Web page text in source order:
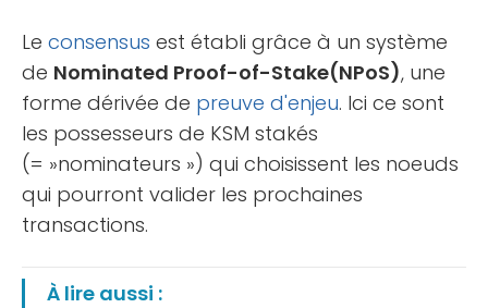
Le consensus est établi grâce à un système
de Nominated Proof-of-Stake(NPoS), une
forme dérivée de preuve d'enjeu. Ici ce sont
les possesseurs de KSM stakés
(= »nominateurs ») qui choisissent les noeuds
qui pourront valider les prochaines
transactions.
À lire aussi :